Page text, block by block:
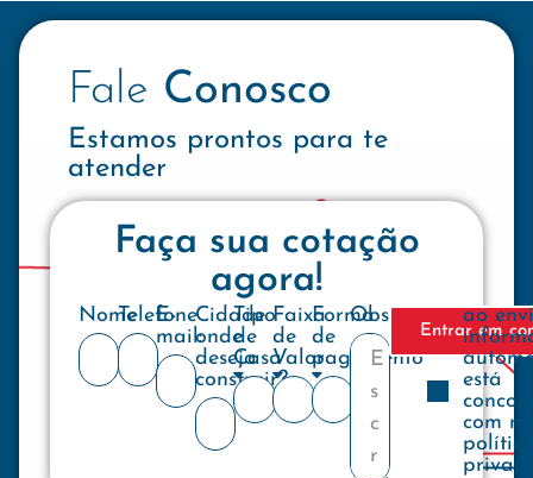
Fale Conosco
Estamos prontos para te
atender
Faça sua cotação
agora!
NomeTelefone
E-
mail:
Cidade
onde
deseja
construir?
Tipo
de
Casa
Faixa
de
Valor
Forma
de
pagamento
Observações
Entrar em
ao
está
com